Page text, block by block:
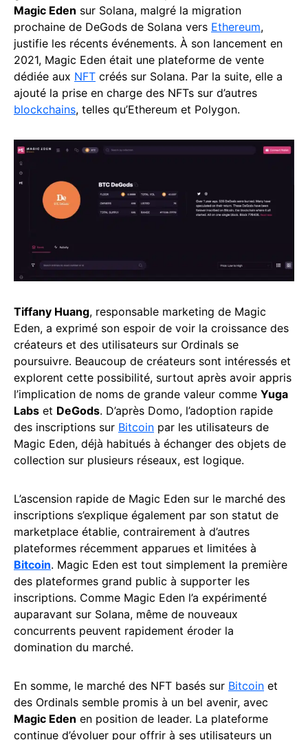
Magic Eden sur Solana, malgré la migration
prochaine de DeGods de Solana vers Ethereum,
justifie les récents événements. À son lancement en
2021, Magic Eden était une plateforme de vente
dédiée aux NFT créés sur Solana. Par la suite, elle a
ajouté la prise en charge des NFTs sur d’autres
blockchains, telles qu’Ethereum et Polygon.
Tiffany Huang, responsable marketing de Magic
Eden, a exprimé son espoir de voir la croissance des
créateurs et des utilisateurs sur Ordinals se
poursuivre. Beaucoup de créateurs sont intéressés et
explorent cette possibilité, surtout après avoir appris
l’implication de noms de grande valeur comme Yuga
Labs et DeGods. D’après Domo, l’adoption rapide
des inscriptions sur Bitcoin par les utilisateurs de
Magic Eden, déjà habitués à échanger des objets de
collection sur plusieurs réseaux, est logique.
L’ascension rapide de Magic Eden sur le marché des
inscriptions s’explique également par son statut de
marketplace établie, contrairement à d’autres
plateformes récemment apparues et limitées à
Bitcoin. Magic Eden est tout simplement la première
des plateformes grand public à supporter les
inscriptions. Comme Magic Eden l’a expérimenté
auparavant sur Solana, même de nouveaux
concurrents peuvent rapidement éroder la
domination du marché.
En somme, le marché des NFT basés sur Bitcoin et
des Ordinals semble promis à un bel avenir, avec
Magic Eden en position de leader. La plateforme
continue d’évoluer pour offrir à ses utilisateurs un